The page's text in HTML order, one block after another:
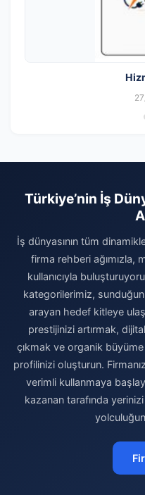
Türkiye’nin İş
İş dünyasının tüm
firma rehberi ağımızla,
kullanıcıyla
kategorilerimiz,
arayan hedef kitleye
prestijinizi artırmak,
çıkmak ve organik büyüme
profilinizi oluşturun.
verimli kullanmaya
kazanan tarafında